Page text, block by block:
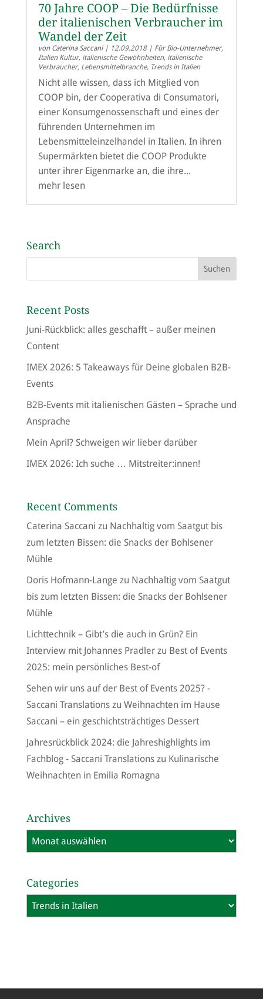
70 Jahre COOP – Die Bedürfnisse
der italienischen Verbraucher im
Wandel der Zeit
von Caterina Saccani| 12.09.2018| Für Bio-Unternehmer,
Italien Kultur, italienische Gewöhnheiten, italienische
Verbraucher, Lebensmittelbranche, Trends in Italien
Nicht alle wissen, dass ich Mitglied von
COOP bin, der Cooperativa di Consumatori,
einer Konsumgenossenschaft und eines der
führenden Unternehmen im
Lebensmitteleinzelhandel in Italien. In ihren
Supermärkten bietet die COOP Produkte
unter ihrer Eigenmarke an, die ihre...
mehr lesen
Search
Recent Posts
Juni-Rückblick: alles geschafft – außer meinen
Content
IMEX 2026: 5 Takeaways für Deine globalen B2B-
Events
B2B-Events mit italienischen Gästen – Sprache und
Ansprache
Mein April? Schweigen wir lieber darüber
IMEX 2026: Ich suche … Mitstreiter:innen!
Recent Comments
Caterina Saccani zu Nachhaltig vom Saatgut bis
zum letzten Bissen: die Snacks der Bohlsener
Mühle
Doris Hofmann-Lange zu Nachhaltig vom Saatgut
bis zum letzten Bissen: die Snacks der Bohlsener
Mühle
Lichttechnik – Gibt’s die auch in Grün? Ein
Interview mit Johannes Pradlerzu Best of Events
2025: mein persönliches Best-of
Sehen wir uns auf der Best of Events 2025? -
Saccani Translationszu Weihnachten im Hause
Saccani – ein geschichtsträchtiges Dessert
Jahresrückblick 2024: die Jahreshighlights im
Fachblog - Saccani Translationszu Kulinarische
Weihnachten in Emilia Romagna
Archives
Archives
Categories
Categories